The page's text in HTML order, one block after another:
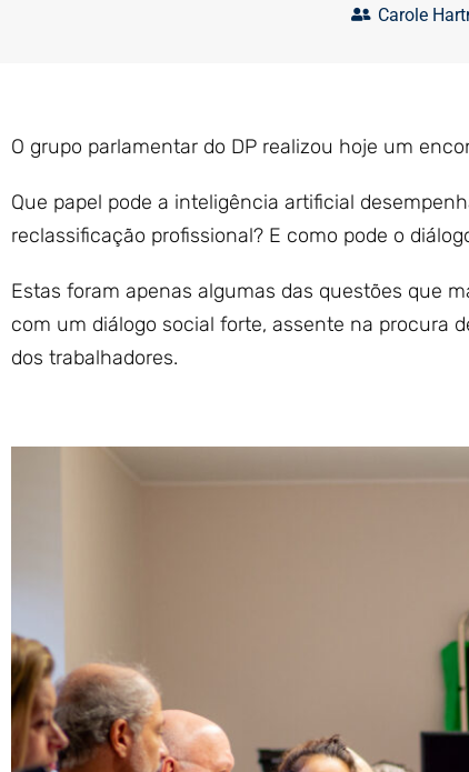
Carole
O grupo parlamentar do DP realizou hoje um
Que papel pode a inteligência artificial
reclassificação profissional? E como pode o
Estas foram apenas algumas das questões que
com um diálogo social forte, assente na procura
dos trabalhadores.